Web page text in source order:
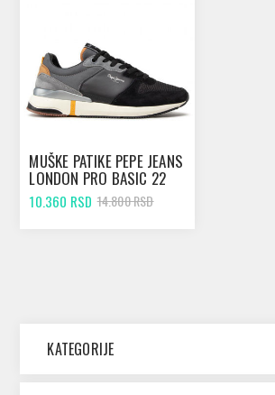
MUŠKE PATIKE PEPE JEANS
LONDON PRO BASIC 22
10.360 RSD 14.800 RSD
KATEGORIJE